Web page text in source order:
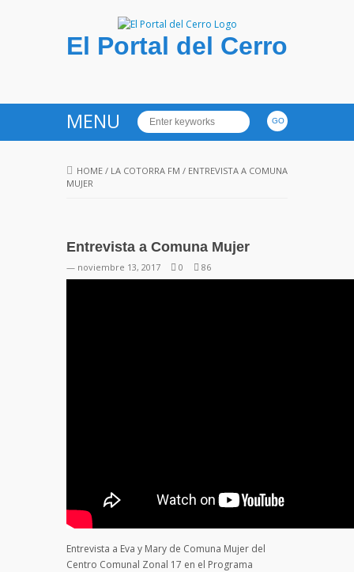
El Portal del Cerro
MENU
HOME / LA COTORRA FM / ENTREVISTA A COMUNA
MUJER
Entrevista a Comuna Mujer
— noviembre 13, 2017 0 86
Entrevista a Eva y Mary de Comuna Mujer del
Centro Comunal Zonal 17 en el Programa